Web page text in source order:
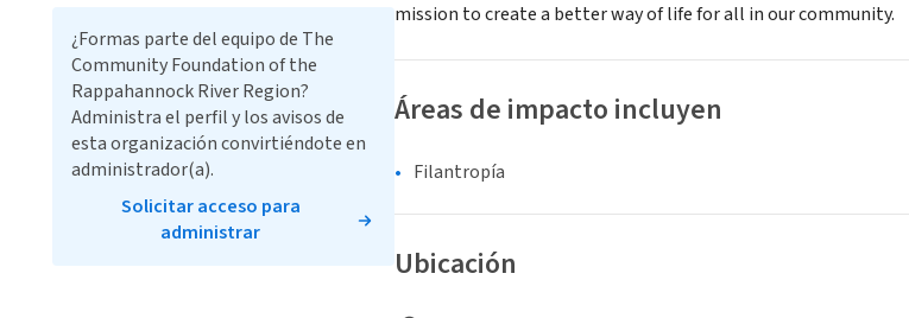
mission to create a better way of life for all in our community.
Áreas de impacto incluyen
Filantropía
Ubicación
¿Formas parte del equipo de The
Community Foundation of the
Rappahannock River Region?
Administra el perfil y los avisos de
esta organización convirtiéndote en
administrador(a).
Solicitar acceso para
administrar